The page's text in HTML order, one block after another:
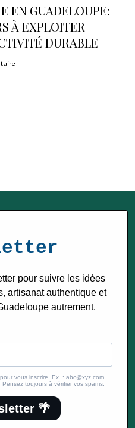
EN GUADELOUPE:
À EXPLOITER
DURABLE
pour suivre les idées
artisanat authentique et
autrement.
vous inscrire. Ex. : abc@xyz.com
toujours à vérifier vos spams.
🌴